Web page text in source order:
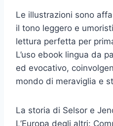
Le illustrazioni sono
il tono leggero e
lettura perfetta per
L’uso ebook lingua da
ed evocativo,
mondo di meraviglia e
La storia di Selsor e
L’Europa degli altri: